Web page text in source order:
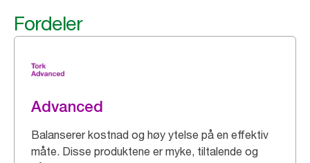
Fordeler
Advanced
Balanserer kostnad og høy ytelse på en effektiv
måte. Disse produktene er myke, tiltalende og